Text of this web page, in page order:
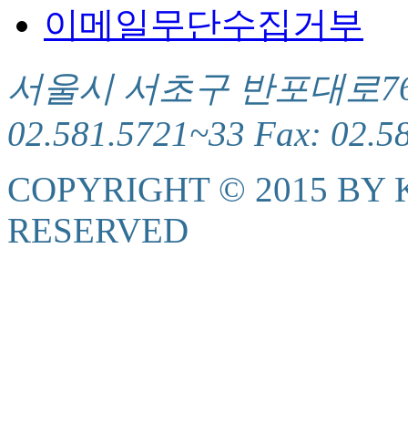
이메일무단수집거부
서울시 서초구 반포대로
02.581.5721~33 Fax:
COPYRIGHT © 2015 BY
RESERVED